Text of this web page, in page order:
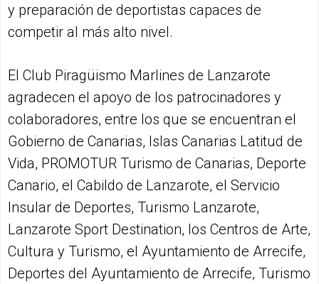
y preparación de deportistas capaces de
competir al más alto nivel.
El Club Piragüismo Marlines de Lanzarote
agradecen el apoyo de los patrocinadores y
colaboradores, entre los que se encuentran el
Gobierno de Canarias, Islas Canarias Latitud de
Vida, PROMOTUR Turismo de Canarias, Deporte
Canario, el Cabildo de Lanzarote, el Servicio
Insular de Deportes, Turismo Lanzarote,
Lanzarote Sport Destination, los Centros de Arte,
Cultura y Turismo, el Ayuntamiento de Arrecife,
Deportes del Ayuntamiento de Arrecife, Turismo